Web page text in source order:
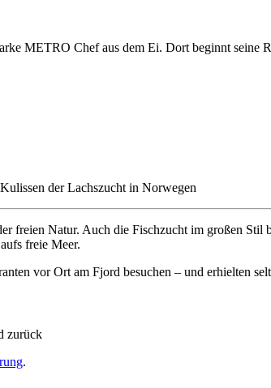
freien Natur. Auch die Fischzucht im großen
freie Meer.
vor Ort am Fjord besuchen – und erhielten
.